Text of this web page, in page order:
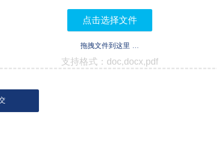
点击选择文件
拖拽文件到这里 …
支持格式：doc,docx,pdf